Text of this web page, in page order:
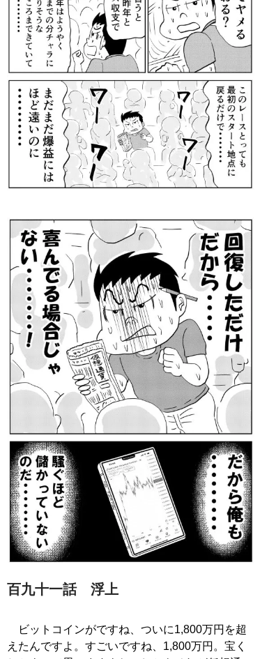
百九十一話 浮上
ビットコインがですね、ついに1,800万円を超
えたんですよ。すごいですね、1,800万円。宝く